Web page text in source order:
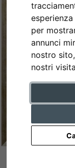
per
annunci
nostro
nostri
Indietro